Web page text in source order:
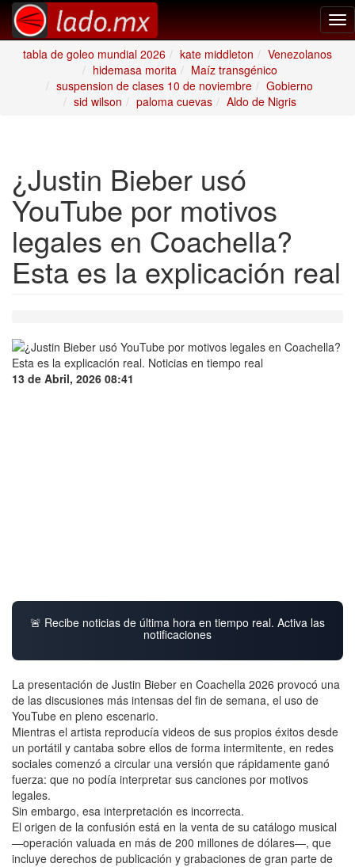
tabla de goleo mundial 2026
kate middleton
Venezolanos
hidemasa morita
Maíz transgénico
suspension de clases 10 de noviembre
Gobierno
sid wilson
paloma cuevas Aldo de Nigris
¿Justin Bieber usó
YouTube por motivos
legales en Coachella?
Esta es la explicación real
13 de Abril, 2026 08:41
🚨 Recibe noticias de última hora en tiempo real. Activa las
notificaciones
La presentación de Justin Bieber en Coachella 2026 provocó una
de las discusiones más intensas del fin de semana, el uso de
YouTube en pleno escenario.
Mientras el artista reproducía videos de sus propios éxitos desde
un portátil y cantaba sobre ellos de forma intermitente, en redes
sociales comenzó a circular una versión que rápidamente ganó
fuerza: que no podía interpretar sus canciones por motivos
legales.
Sin embargo, esa interpretación es incorrecta.
El origen de la confusión está en la venta de su catálogo musical
—operación valuada en más de 200 millones de dólares—, que
incluye derechos de publicación y grabaciones de gran parte de